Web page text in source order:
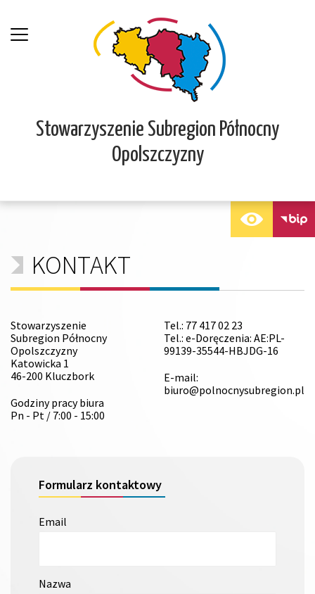
Stowarzyszenie Subregion Północny
Opolszczyzny
KONTAKT
Stowarzyszenie
Subregion Północny
Opolszczyzny
Katowicka 1
46-200 Kluczbork
Godziny pracy biura
Pn - Pt / 7:00 - 15:00
Tel.: 77 417 02 23
Tel.: e-Doręczenia: AE:PL-
99139-35544-HBJDG-16
E-mail:
biuro@polnocnysubregion.pl
Formularz kontaktowy
Email
Nazwa